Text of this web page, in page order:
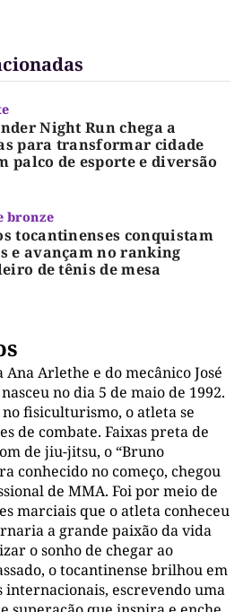
Night Run chega a
para transformar cidade
palco de esporte e diversão
bronze
tocantinenses conquistam
e avançam no ranking
de tênis de mesa
Arlethe e do mecânico José
no dia 5 de maio de 1992.
fisiculturismo, o atleta se
de combate. Faixas preta de
de jiu-jitsu, o “Bruno
conhecido no começo, chegou
de MMA. Foi por meio de
marciais que o atleta conheceu
a grande paixão da vida
o sonho de chegar ao
o tocantinense brilhou em
internacionais, escrevendo uma